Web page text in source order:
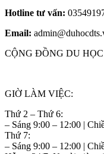
Hotline tư vấn:
Email:
CỘNG ĐỒNG DU
GIỜ LÀM VIỆC:
Thứ 2 – Thứ 6:
– Sáng 9:00 – 12:00 |
Thứ 7:
– Sáng 9:00 – 12:00 |